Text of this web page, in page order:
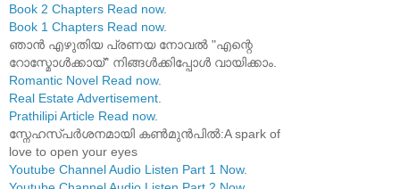
Book 2 Chapters Read now.
Book 1 Chapters Read now.
ഞാൻ എഴുതിയ പ്രണയ നോവൽ "എന്റെ
റോസ്മോൾക്കായ്" നിങ്ങൾക്കിപ്പോൾ വായിക്കാം.
Romantic Novel Read now.
Real Estate Advertisement
Prathilipi Article Read now.
സ്നേഹസ്പർശനമായി കൺമുൻപിൽ:A spark of
love to open your eyes
Youtube Channel Audio Listen Part 1 Now.